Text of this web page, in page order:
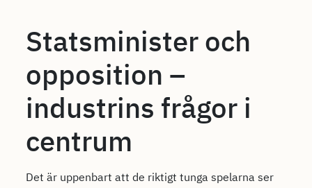
Statsminister och
opposition –
industrins frågor i
centrum
Det är uppenbart att de riktigt tunga spelarna ser